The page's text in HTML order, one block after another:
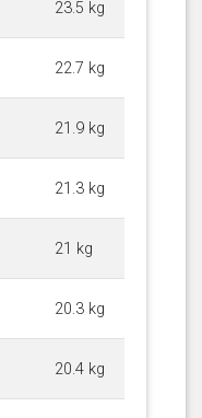
23.5 kg
22.7 kg
21.9 kg
21.3 kg
21 kg
20.3 kg
20.4 kg